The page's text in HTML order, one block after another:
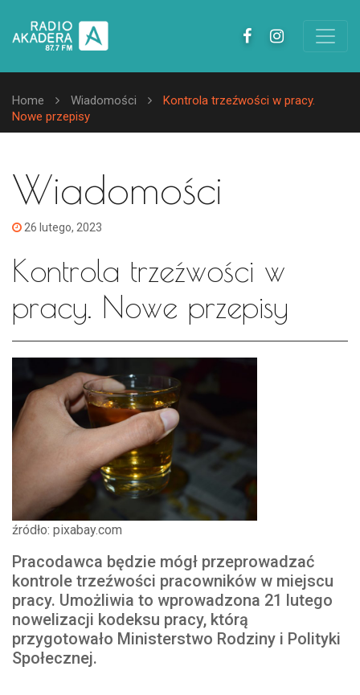
Home Wiadomości
Kontrola trzeźwości w pracy.
Nowe przepisy
Wiadomości
26 lutego, 2023
Kontrola trzeźwości w
pracy. Nowe przepisy
źródło: pixabay.com
Pracodawca będzie mógł przeprowadzać
kontrole trzeźwości pracowników w miejscu
pracy. Umożliwia to wprowadzona 21 lutego
nowelizacji kodeksu pracy, którą
przygotowało Ministerstwo Rodziny i Polityki
Społecznej.